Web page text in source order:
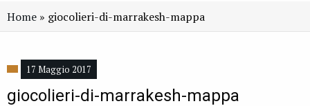
Home » giocolieri-di-marrakesh-mappa
17 Maggio 2017
giocolieri-di-marrakesh-mappa